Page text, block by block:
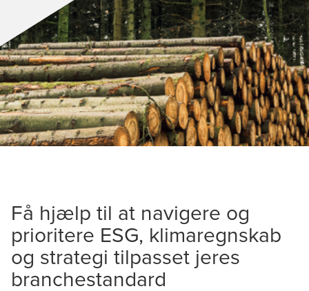
Få hjælp til at navigere og
prioritere ESG, klimaregnskab
og strategi tilpasset jeres
branchestandard